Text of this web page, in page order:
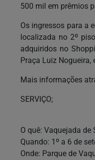
500 mil em prêmios
Os ingressos para a
localizada no 2º
adquiridos no
Praça Luiz Nogueira,
Mais informações
SERVIÇO;
O quê: Vaquejada de
Quando: 1º a 6 de
Onde: Parque de